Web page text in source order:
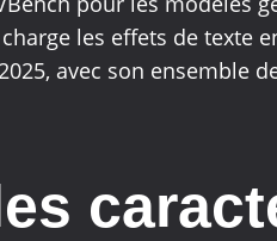
les effets de texte
avec son ensemble